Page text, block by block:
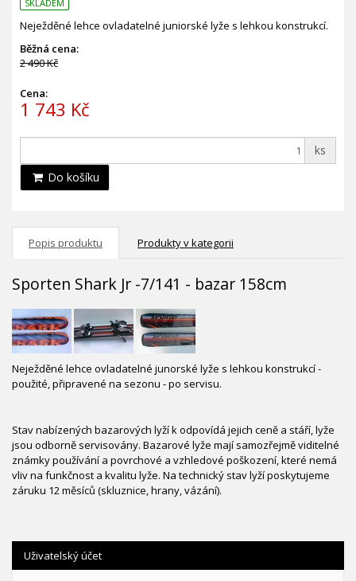
SKLADEM
Neježděné lehce ovladatelné juniorské lyže s lehkou konstrukcí.
Běžná cena:
2 490 Kč
Cena:
1 743 Kč
ks
Do košíku
Popis produktu Produkty v kategorii
Sporten Shark Jr -7/141 - bazar 158cm
Neježděné lehce ovladatelné junorské lyže s lehkou konstrukcí -
použité, připravené na sezonu - po servisu.
Stav nabízených bazarových lyží k odpovídá jejich ceně a stáří, lyže
jsou odborně servisovány. Bazarové lyže mají samozřejmě viditelné
známky používání a povrchové a vzhledové poškození, které nemá
vliv na funkčnost a kvalitu lyže. Na technický stav lyží poskytujeme
záruku 12 měsíců (skluznice, hrany, vázání).
Uživatelský účet